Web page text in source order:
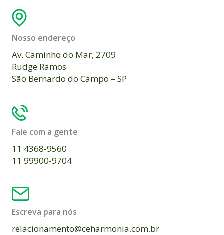
Nosso endereço
Av. Caminho do Mar, 2709
Rudge Ramos
São Bernardo do Campo – SP
Fale com a gente
11 4368-9560
11 99900-9704
Escreva para nós
relacionamento@ceharmonia.com.br